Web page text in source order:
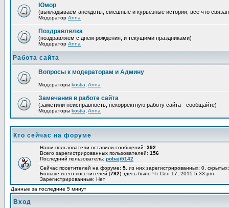
Юмор
(выкладываем анекдоты, смешные и курьезные истории, все что
Модератор Anna
Поздравлялка
(поздравляем с днем рождения, и текущими праздниками)
Модератор Anna
Работа сайта
Вопросы к модераторам и Админу
Модераторы kostia Anna
Замечания в работе сайта
(заметили неисправность, некорректную работу сайта - сообщайте)
Модераторы kostia Anna
Кто сейчас на форуме
Наши пользователи оставили сообщений: 392
Всего зарегистрированных пользователей: 156
Последний пользователь: pobaji5142
Сейчас посетителей на форуме: 5 , из них зарегистрированных: 0,
Больше всего посетителей (792) здесь было Чт Сен 17, 2015 5:33 pm
Зарегистрированные: Нет
Данные за последние 5 минут
Вход